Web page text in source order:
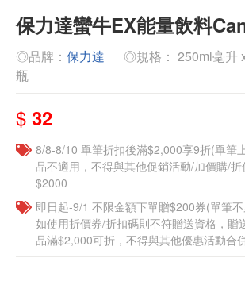
保力達蠻牛EX能量飲料
◎品牌： 保力達
◎規格： 250ml毫升
瓶
$ 32
8/8-8/10 單筆折扣後滿$2,000享9折(單筆
品不適用，不得與其他促銷活動/加價購/
$2000
即日起-9/1 不限金額下單贈$200券(單筆
如使用折價券/折扣碼則不符贈送資格，贈
品滿$2,000可折，不得與其他優惠活動合